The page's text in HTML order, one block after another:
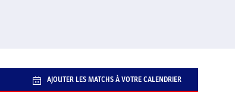
AJOUTER LES MATCHS À VOTRE CALENDRIER